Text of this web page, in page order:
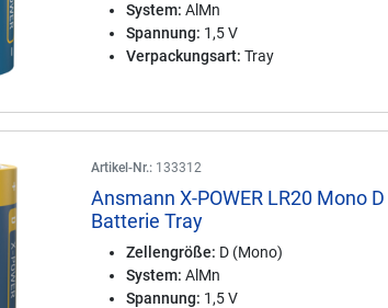
System: AlMn
Spannung: 1,5 V
Verpackungsart: Tray
Artikel-Nr.: 133312
Ansmann X-POWER LR20 Mono D
Batterie Tray
Zellengröße: D (Mono)
System: AlMn
Spannung: 1,5 V